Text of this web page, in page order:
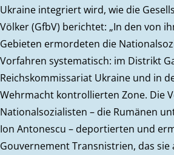
Ukraine integriert wird, wie die
Völker (GfbV) berichtet: „In den von
Gebieten ermordeten die
Vorfahren systematisch: im Distrikt
Reichskommissariat Ukraine und in
Wehrmacht kontrollierten Zone. Die
Nationalsozialisten – die Rumänen
Ion Antonescu – deportierten und
Gouvernement Transnistrien, das sie